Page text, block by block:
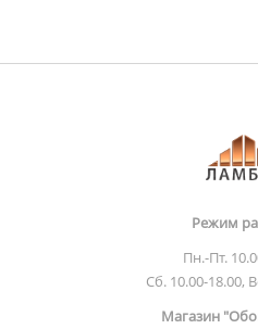
Режим
Пн.-Пт.
Сб. 10.00-18.00,
Магазин